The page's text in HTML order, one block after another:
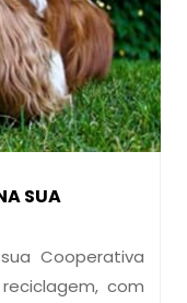
SUA
Cooperativa
com